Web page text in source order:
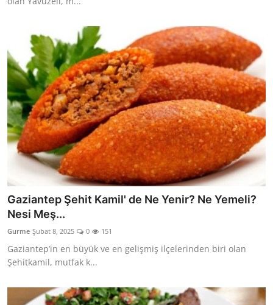
Gaziantep Şehit Kamil' de Ne Yenir? Ne Yemeli?
Nesi Meş...
Gurme Şubat 8, 2025 0 151
Gaziantep’in en büyük ve en gelişmiş ilçelerinden biri olan
Şehitkamil, mutfak k...